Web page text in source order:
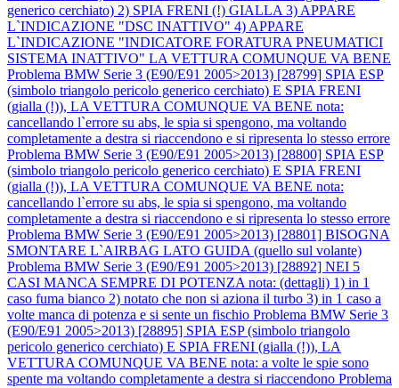
generico cerchiato) 2) SPIA FRENI (!) GIALLA 3) APPARE
L`INDICAZIONE "DSC INATTIVO" 4) APPARE
L`INDICAZIONE "INDICATORE FORATURA PNEUMATICI
SISTEMA INATTIVO" LA VETTURA COMUNQUE VA BENE
Problema BMW Serie 3 (E90/E91 2005>2013) [28799] SPIA ESP
(simbolo triangolo pericolo generico cerchiato) E SPIA FRENI
(gialla (!)), LA VETTURA COMUNQUE VA BENE nota:
cancellando l`errore su abs, le spia si spengono, ma voltando
completamente a destra si riaccendono e si ripresenta lo stesso errore
Problema BMW Serie 3 (E90/E91 2005>2013) [28800] SPIA ESP
(simbolo triangolo pericolo generico cerchiato) E SPIA FRENI
(gialla (!)), LA VETTURA COMUNQUE VA BENE nota:
cancellando l`errore su abs, le spia si spengono, ma voltando
completamente a destra si riaccendono e si ripresenta lo stesso errore
Problema BMW Serie 3 (E90/E91 2005>2013) [28801] BISOGNA
SMONTARE L`AIRBAG LATO GUIDA (quello sul volante)
Problema BMW Serie 3 (E90/E91 2005>2013) [28892] NEI 5
CASI MANCA SEMPRE DI POTENZA nota: (dettagli) 1) in 1
caso fuma bianco 2) notato che non si aziona il turbo 3) in 1 caso a
volte manca di potenza e si sente un fischio Problema BMW Serie 3
(E90/E91 2005>2013) [28895] SPIA ESP (simbolo triangolo
pericolo generico cerchiato) E SPIA FRENI (gialla (!)), LA
VETTURA COMUNQUE VA BENE nota: a volte le spie sono
spente ma voltando completamente a destra si riaccendono Problema